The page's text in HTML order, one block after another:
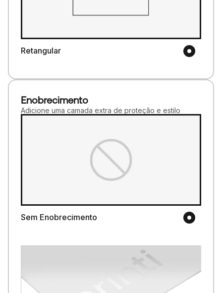
Retangular
Enobrecimento
Adicione uma camada extra de proteção e estilo
Sem Enobrecimento